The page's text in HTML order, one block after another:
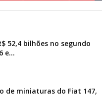
52,4 bilhões no segundo
e...
de miniaturas do Fiat 147,